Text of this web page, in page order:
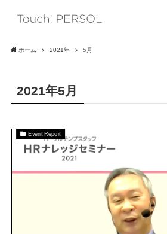
ホーム 2021年 5月
2021年5月
Event Report